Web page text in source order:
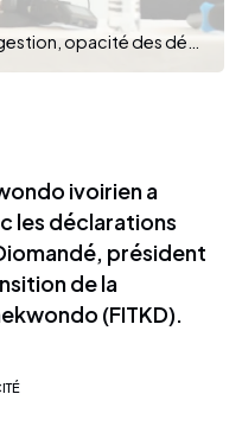
ivoirien a
les déclarations
président
de la
(FITKD).